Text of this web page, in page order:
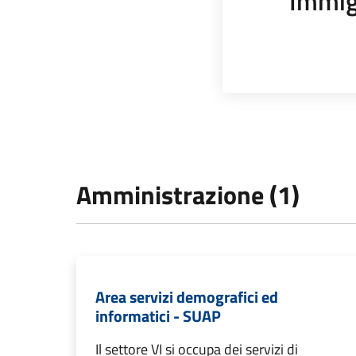
Amministrazione (1)
Area servizi demografici ed
informatici - SUAP
Il settore VI si occupa dei servizi di